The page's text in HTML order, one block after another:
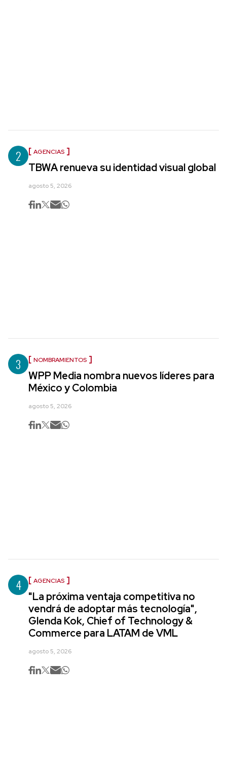
2 AGENCIAS
TBWA renueva su identidad visual global
agosto 5, 2026
3 NOMBRAMIENTOS
WPP Media nombra nuevos líderes para
México y Colombia
agosto 5, 2026
4 AGENCIAS
"La próxima ventaja competitiva no
vendrá de adoptar más tecnología",
Glenda Kok, Chief of Technology &
Commerce para LATAM de VML
agosto 5, 2026